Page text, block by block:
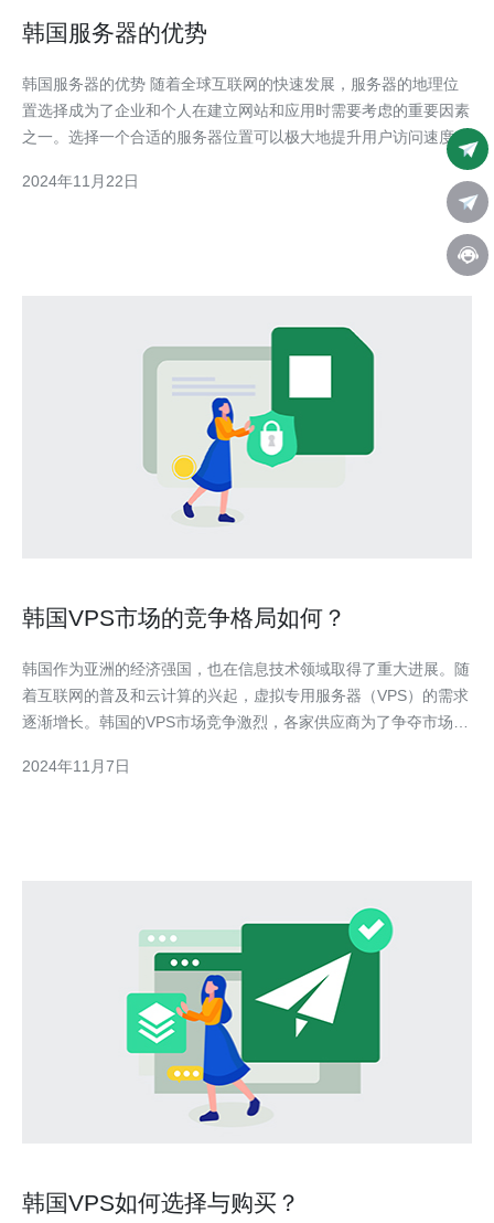
韩国服务器的优势
韩国服务器的优势 随着全球互联网的快速发展，服务器的地理位
置选择成为了企业和个人在建立网站和应用时需要考虑的重要因素
之一。选择一个合适的服务器位置可以极大地提升用户访问速度和
网站性能。而韩国作为亚洲的IT大国，其服务器在性能和稳定性方
面具有独特优势。 首先，韩国拥有先进的网络基础设施。作为全
2024年11月22日
韩国VPS市场的竞争格局如何？
韩国作为亚洲的经济强国，也在信息技术领域取得了重大进展。随
着互联网的普及和云计算的兴起，虚拟专用服务器（VPS）的需求
逐渐增长。韩国的VPS市场竞争激烈，各家供应商为了争夺市场份
要由几家大型供应商占据。这些供应商在技术实力、服务质量和价
2024年11月7日
韩国VPS如何选择与购买？